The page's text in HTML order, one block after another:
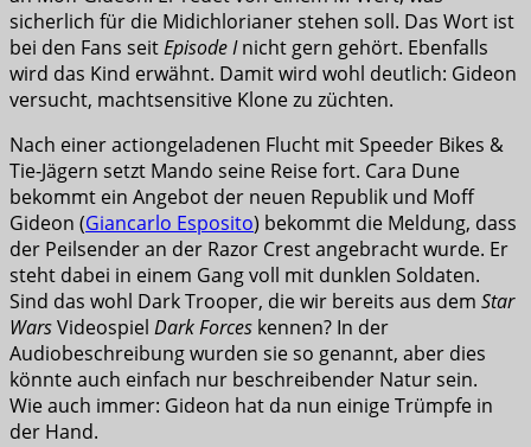
sicherlich für die Midichlorianer stehen soll. Das Wort ist
bei den Fans seitEpisode Inicht gern gehört. Ebenfalls
wird das Kind erwähnt. Damit wird wohl deutlich: Gideon
versucht, machtsensitive Klone zu züchten.
Nach einer actiongeladenen Flucht mit Speeder Bikes &
Tie-Jägern setzt Mando seine Reise fort. Cara Dune
bekommt ein Angebot der neuen Republik und Moff
Gideon (Giancarlo Esposito) bekommt die Meldung, dass
der Peilsender an der Razor Crest angebracht wurde. Er
steht dabei in einem Gang voll mit dunklen Soldaten.
Sind das wohl Dark Trooper, die wir bereits aus dem Star
WarsVideospiel Dark Forces kennen? In der
Audiobeschreibung wurden sie so genannt, aber dies
könnte auch einfach nur beschreibender Natur sein.
Wie auch immer: Gideon hat da nun einige Trümpfe in
der Hand.